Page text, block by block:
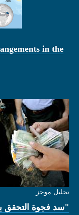
in the
تحليل موجز
"سد فجوة التحقق